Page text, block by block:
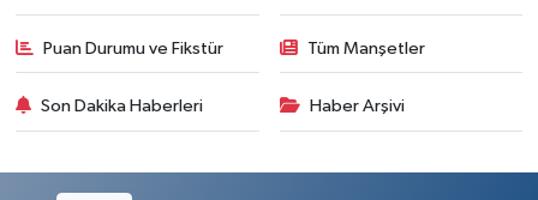
Puan Durumu ve Fikstür Tüm Manşetler
Son Dakika Haberleri Haber Arşivi